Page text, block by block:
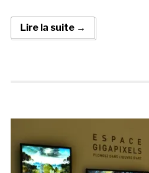
Lire la suite →